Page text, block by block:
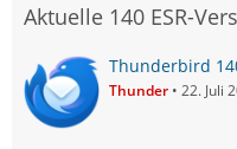
Aktuelle 140 ESR-
Thunderbird
Thunder 22. Juli